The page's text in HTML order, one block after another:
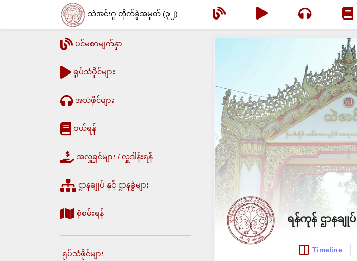
သဲအင်းဂူ တိုက်ခွဲအမှတ် (၃၂)
ပင်မစာမျက်နှာ
ရုပ်သံဖိုင်များ
အသံဖိုင်များ
ဝယ်ရန်
အလှူရှင်များ / လှူဒါန်းရန်
ဌာနချုပ် နှင့် ဌာနခွဲများ
စုံစမ်းရန်
ရုပ်သံဖိုင်များ
ရန်ကုန် ဌာနချုပ်
Timeline